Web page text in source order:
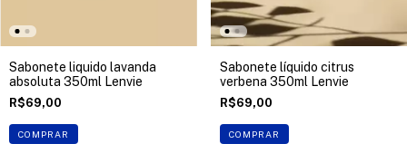
Sabonete liquido lavanda
absoluta 350ml Lenvie
R$69,00
COMPRAR
Sabonete líquido citrus
verbena 350ml Lenvie
R$69,00
COMPRAR